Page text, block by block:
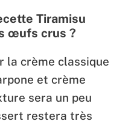
Tiramisu
œufs crus ?
la crème classique
et crème
sera un peu
restera très